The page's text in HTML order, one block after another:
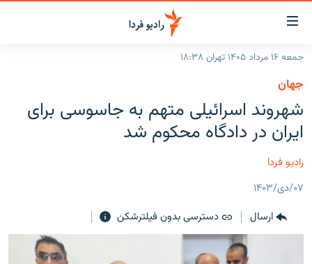
لینک‌های
قابلیت
دسترسی
بازگشت
منوی
اصلی
رفتن
به
صفحه
ایران
جهان
فرکانس‌ها
پادکست
چندرسانه‌ای
گزارش‌های تصویری
گزارش‌های ویدئویی
زنان فردا
جمعه ۱۶ مرداد ۱۴۰۵ تهران ۱۸:۳۸
جهان
شهروند اسرائیلی متهم به جاسوسی برای
ایران در دادگاه محکوم شد
رادیو فردا
۰۷/دی/۱۴۰۳
ارسال
دسترسی بدون فیلترشکن